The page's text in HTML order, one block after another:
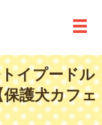
メ
イプードル
護犬カフェ